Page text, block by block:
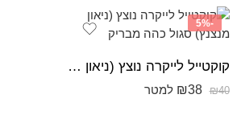
-5%
קוקטייל לייקרה נוצץ (ניאון מנצנץ) סגול כהה מבריק
₪40
₪38 למטר